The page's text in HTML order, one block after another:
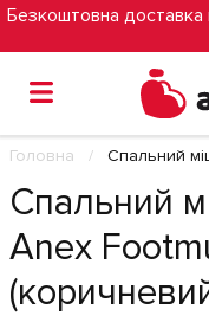
Безкоштовна доставка
Головна Спальний
Спальний
Anex